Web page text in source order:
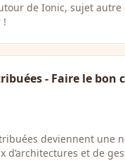
de Ionic, sujet
!
- Faire le
deviennent une
d’architectures et de